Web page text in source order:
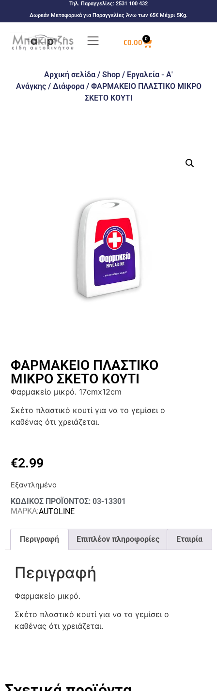
Τηλ. Παραγγελίες: 2531 100 432
Δωρεάν Μεταφορικά για Παραγγελίες Άνω των 65€ Μέχρι 5Kg.
€0.00 0
Αρχική σελίδα / Shop / Εργαλεία - Α'
Ανάγκης/ Διάφορα/ ΦΑΡΜΑΚΕΙΟ ΠΛΑΣΤΙΚΟ ΜΙΚΡΟ
ΣΚΕΤΟ ΚΟΥΤΙ
ΦΑΡΜΑΚΕΙΟ ΠΛΑΣΤΙΚΟ
ΜΙΚΡΟ ΣΚΕΤΟ ΚΟΥΤΙ
Φαρμακείο μικρό. 17cmx12cm
Σκέτο πλαστικό κουτί για να το γεμίσει ο
καθένας ότι χρειάζεται.
€2.99
Εξαντλημένο
ΚΩΔΙΚΟΣ ΠΡΟΪΟΝΤΟΣ: 03-13301
ΜΑΡΚΑ:AUTOLINE
Περιγραφή Επιπλέον πληροφορίες Εταιρία
Περιγραφή
Φαρμακείο μικρό.
Σκέτο πλαστικό κουτί για να το γεμίσει ο
καθένας ότι χρειάζεται.